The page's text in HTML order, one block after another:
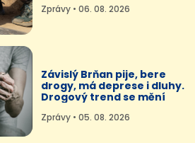
Zprávy • 06. 08. 2026
Závislý Brňan pije, bere
drogy, má deprese i dluhy.
Drogový trend se mění
Zprávy • 05. 08. 2026